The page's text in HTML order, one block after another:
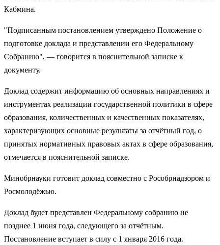
Кабмина.
"Подписанным постановлением утверждено Положение о
подготовке доклада и представлении его Федеральному
Собранию", — говорится в пояснительной записке к
документу.
Доклад содержит информацию об основных направлениях и
инструментах реализации государственной политики в сфере
образования, количественных и качественных показателях,
характеризующих основные результаты за отчётный год, о
принятых нормативных правовых актах в сфере образования,
отмечается в пояснительной записке.
Минобрнауки готовит доклад совместно с Рособрнадзором и
Росмолодёжью.
Доклад будет представлен Федеральному собранию не
позднее 1 июня года, следующего за отчётным.
Постановление вступает в силу с 1 января 2016 года.